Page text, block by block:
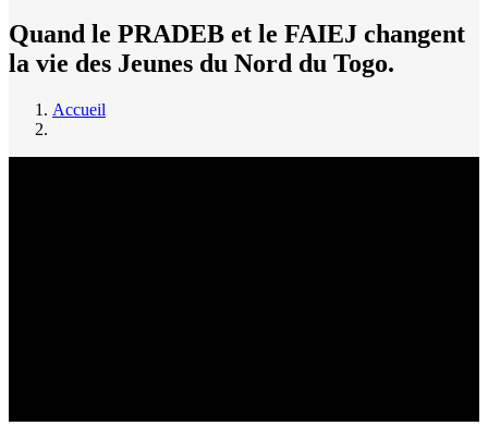
Quand le PRADEB et le FAIEJ changent
la vie des Jeunes du Nord du Togo.
Fil
d'Ariane
Accueil